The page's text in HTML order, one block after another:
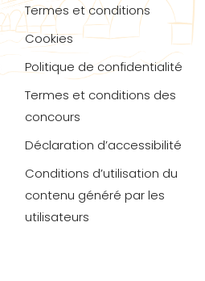
Termes et conditions
Cookies
Politique de confidentialité
Termes et conditions des
concours
Déclaration d’accessibilité
Conditions d’utilisation du
contenu généré par les
utilisateurs